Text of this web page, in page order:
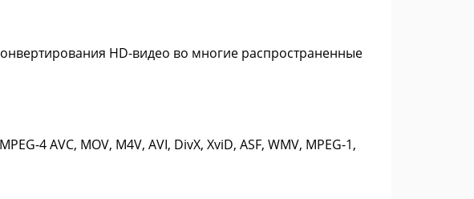
HD-видео во многие распространенные
4 AVC, MOV, M4V, AVI, DivX, XviD, ASF, WMV, MPEG-1,